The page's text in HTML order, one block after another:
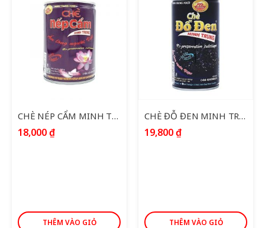
CHÈ NÉP CẨM MINH TRUNG 240G
18,000₫
THÊM VÀO GIỎ
CHÈ ĐỖ ĐEN MINH TRUNG 365G
19,800₫
THÊM VÀO GIỎ